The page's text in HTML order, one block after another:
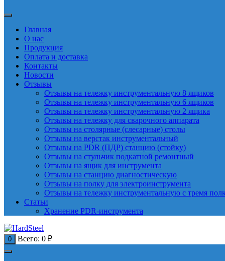
Главная
О нас
Продукция
Оплата и доставка
Контакты
Новости
Отзывы
Отзывы на тележку инструментальную 8 ящиков
Отзывы на тележку инструментальную 6 ящиков
Отзывы на тележку инструментальную 2 ящика
Отзывы на тележку для сварочного аппарата
Отзывы на столярные (слесарные) столы
Отзывы на верстак инструментальный
Отзывы на PDR (ПДР) станцию (стойку)
Отзывы на стульчик подкатной ремонтный
Отзывы на ящик для инструмента
Отзывы на станцию диагностическую
Отзывы на полку для электроинструмента
Отзывы на тележку инструментальную с тремя
Статьи
Хранение PDR-инструмента
0 Всего: 0 ₽